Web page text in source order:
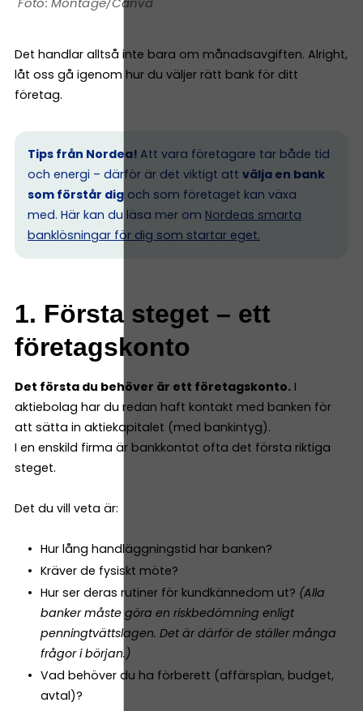
Det handlar alltså inte bara om månadsavgiften. Alright,
låt oss gå igenom hur du väljer rätt bank för ditt
företag.
Tips från Nordea! Att vara företagare tar både tid
och energi – därför är det viktigt att välja en bank
som förstår dig och som företaget kan växa
med. Här kan du läsa mer om Nordeas smarta
banklösningar för dig som startar eget.
1. Första steget – ett
företagskonto
Det första du behöver är ett företagskonto. I
aktiebolag har du redan haft kontakt med banken för
att sätta in aktiekapitalet (med bankintyg).
I en enskild firma är bankkontot ofta det första riktiga
steget.
Det du vill veta är:
Hur lång handläggningstid har banken?
Kräver de fysiskt möte?
Hur ser deras rutiner för kundkännedom ut? (Alla
banker måste göra en riskbedömning enligt
penningtvättslagen. Det är därför de ställer många
frågor i början.)
Vad behöver du ha förberett (affärsplan, budget,
avtal)?